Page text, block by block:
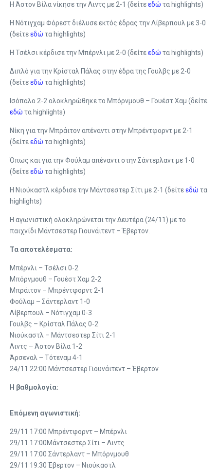
Η Άστον Βίλα νίκησε την Λιντς με 2-1 (δείτεεδώ τα highlights)
Η Νότιγχαμ Φόρεστ διέλυσε εκτός έδρας την Λίβερπουλ με 3-0
(δείτεεδώ τα highlights)
Η Τσέλσι κέρδισε την Μπέρνλι με 2-0 (δείτεεδώ τα highlights)
Διπλό για την Κρίσταλ Πάλας στην έδρα της Γουλβς με 2-0
(δείτεεδώ τα highlights)
Ισόπαλο 2-2 ολοκληρώθηκε το Μπόρνμουθ – Γουέστ Χαμ (δείτε
εδώ τα highlights)
Νίκη για την Μπράιτον απέναντι στην Μπρέντφορντ με 2-1
(δείτεεδώ τα highlights)
Όπως και για την Φούλαμ απέναντι στην Σάντερλαντ με 1-0
(δείτεεδώ τα highlights)
Η Νιούκαστλ κέρδισε την Μάντσεστερ Σίτι με 2-1 (δείτεεδώ τα
highlights)
Η αγωνιστική ολοκληρώνεται την Δευτέρα (24/11) με το
παιχνίδι Μάντσεστερ Γιουνάιτεντ – Έβερτον.
Τα αποτελέσματα:
Μπέρνλι – Τσέλσι 0-2
Μπόρνμουθ – Γουέστ Χαμ 2-2
Μπράιτον – Μπρέντφορντ 2-1
Φούλαμ – Σάντερλαντ 1-0
Λίβερπουλ – Νότιγχαμ 0-3
Γουλβς – Κρίσταλ Πάλας 0-2
Νιούκαστλ – Μάντσεστερ Σίτι 2-1
Λιντς – Άστον Βίλα 1-2
Άρσεναλ – Τότεναμ 4-1
24/11 22:00 Μάντσεστερ Γιουνάιτεντ – Έβερτον
Η βαθμολογία:
Επόμενη αγωνιστική:
29/11 17:00 Μπρέντφορντ – Μπέρνλι
29/11 17:00Μάντσεστερ Σίτι – Λιντς
29/11 17:00 Σάντερλαντ – Μπόρνμουθ
29/11 19:30 Έβερτον – Νιούκαστλ